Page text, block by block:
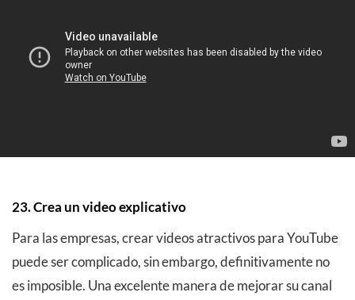
23. Crea un video explicativo
Para las empresas, crear videos atractivos para YouTube
puede ser complicado, sin embargo, definitivamente no
es imposible. Una excelente manera de mejorar su canal